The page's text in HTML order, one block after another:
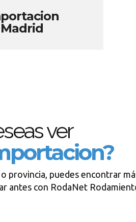
Madrid
ver
provincia, puedes encontrar
antes con RodaNet